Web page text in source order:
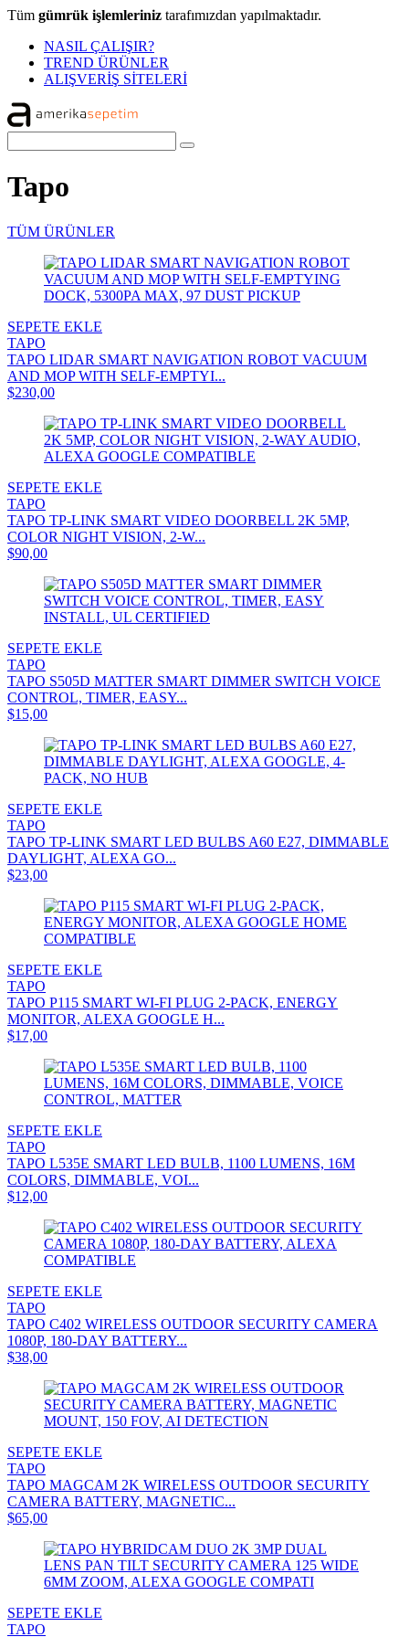
Tüm gümrük işlemleriniz tarafımızdan yapılmaktadır.
NASIL ÇALIŞIR?
TREND ÜRÜNLER
ALIŞVERİŞ SİTELERİ
Tapo
TÜM ÜRÜNLER
SEPETE EKLE
TAPO
TAPO LIDAR SMART NAVIGATION ROBOT VACUUM
AND MOP WITH SELF-EMPTYI...
$230,00
SEPETE EKLE
TAPO
TAPO TP-LINK SMART VIDEO DOORBELL 2K 5MP,
COLOR NIGHT VISION, 2-W...
$90,00
SEPETE EKLE
TAPO
TAPO S505D MATTER SMART DIMMER SWITCH VOICE
CONTROL, TIMER, EASY...
$15,00
SEPETE EKLE
TAPO
TAPO TP-LINK SMART LED BULBS A60 E27, DIMMABLE
DAYLIGHT, ALEXA GO...
$23,00
SEPETE EKLE
TAPO
TAPO P115 SMART WI-FI PLUG 2-PACK, ENERGY
MONITOR, ALEXA GOOGLE H...
$17,00
SEPETE EKLE
TAPO
TAPO L535E SMART LED BULB, 1100 LUMENS, 16M
COLORS, DIMMABLE, VOI...
$12,00
SEPETE EKLE
TAPO
TAPO C402 WIRELESS OUTDOOR SECURITY CAMERA
1080P, 180-DAY BATTERY...
$38,00
SEPETE EKLE
TAPO
TAPO MAGCAM 2K WIRELESS OUTDOOR SECURITY
CAMERA BATTERY, MAGNETIC...
$65,00
SEPETE EKLE
TAPO